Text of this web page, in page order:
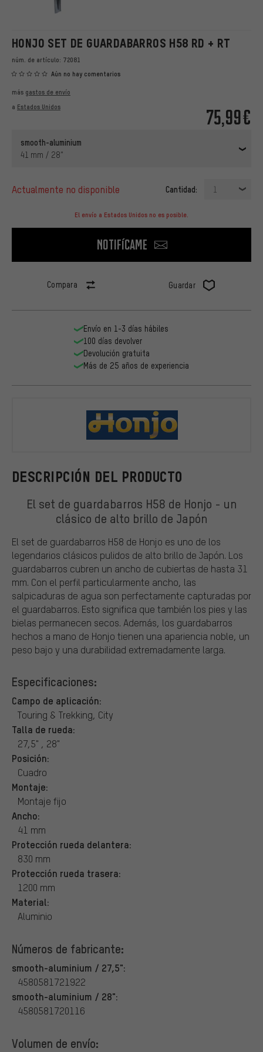
HONJO SET DE GUARDABARROS H58 RD + RT
núm. de artículo: 72081
Aún no hay comentarios
75,99€
más gastos de envío
a Estados Unidos
smooth-aluminium
41 mm / 28"
actualmente no disponible Cantidad: 1
El envío a Estados Unidos no es posible.
Notifícame
Compara Guardar
DESCRIPCIÓN DEL PRODUCTO
El set de guardabarros H58 de Honjo - un
clásico de alto brillo de Japón
El set de guardabarros H58 de Honjo es uno de los
legendarios clásicos pulidos de alto brillo de Japón. Los
guardabarros cubren un ancho de cubiertas de hasta 31
mm. Con el perfil particularmente ancho, las
salpicaduras de agua son perfectamente capturadas por
el guardabarros. Esto significa que también los pies y las
bielas permanecen secos. Además, los guardabarros
hechos a mano de Honjo tienen una apariencia noble, un
peso bajo y una durabilidad extremadamente larga.
Especificaciones:
Campo de aplicación:
Touring & Trekking, City
Talla de rueda:
27,5" , 28"
Posición:
Cuadro
Montaje:
Montaje fijo
Ancho:
41 mm
Protección rueda delantera:
830 mm
Protección rueda trasera:
1200 mm
Material:
Aluminio
Números de fabricante:
smooth-aluminium / 27,5":
4580581721922
smooth-aluminium / 28":
4580581720116
Volumen de envío:
Envío en 1-3 días hábiles
100 días devolver
Devolución gratuita
Más de 25 años de experiencia